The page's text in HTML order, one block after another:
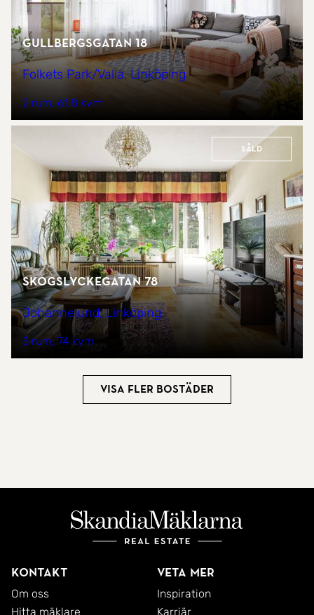
Gullbergsgatan 18
Folkets Park/Valla, Linköping
2 rum 61,8 kvm
Såld
Skogslyckegatan 78
Johannelund, Linköping
3 rum 74 kvm
Visa fler bostäder
Kontakt
Om oss
Hitta mäklare
Veta mer
Inspiration
Karriär